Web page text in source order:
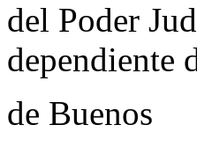
del Poder
dependiente
de Buenos